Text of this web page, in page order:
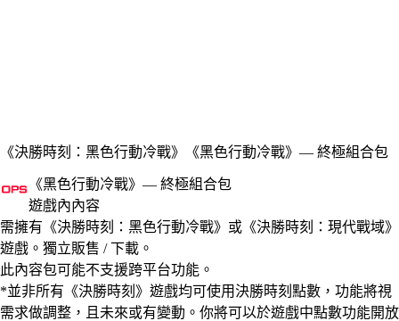
《決勝時刻：黑色行動冷戰》 《黑色行動冷戰》— 終極組合包
《黑色行動冷戰》— 終極組合包
遊戲內內容
價格
Available actions
需擁有《決勝時刻：黑色行動冷戰》或《決勝時刻：現代戰域》
遊戲。獨立販售 / 下載。
此內容包可能不支援跨平台功能。
*並非所有《決勝時刻》遊戲均可使用決勝時刻點數，功能將視
需求做調整，且未來或有變動。你將可以於遊戲中點數功能開放